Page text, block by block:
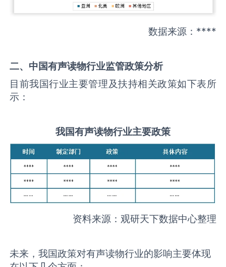
数据来源：****
二、中国有声读物行业监管政策分析
目前我国行业主要管理及扶持相关政策如下表所
示：
我国有声读物行业主要政策
资料来源：观研天下数据中心整理
未来，我国政策对有声读物行业的影响主要体现